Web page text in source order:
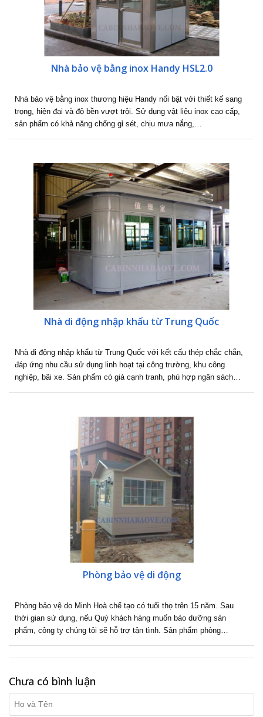
Nhà bảo vệ bằng inox Handy HSL2.0
Nhà bảo vệ bằng inox thương hiệu Handy nổi bật với thiết kế sang
trọng, hiện đại và độ bền vượt trội. Sử dụng vật liệu inox cao cấp,
sản phẩm có khả năng chống gỉ sét, chịu mưa nắng,…
Nhà di động nhập khẩu từ Trung Quốc
Nhà di động nhập khẩu từ Trung Quốc với kết cấu thép chắc chắn,
đáp ứng nhu cầu sử dụng linh hoạt tại công trường, khu công
nghiệp, bãi xe. Sản phẩm có giá cạnh tranh, phù hợp ngân sách…
Phòng bảo vệ di động
Phòng bảo vệ do Minh Hoà chế tạo có tuổi thọ trên 15 năm. Sau
thời gian sử dụng, nếu Quý khách hàng muốn bảo dưỡng sản
phẩm, công ty chúng tôi sẽ hỗ trợ tận tình. Sản phẩm phòng…
Chưa có bình luận